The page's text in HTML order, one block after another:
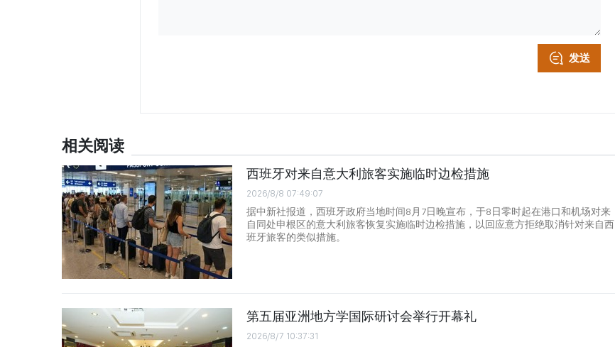
发送
相关阅读
西班牙对来自意大利旅客实施临时边检措施
2026/8/8 07:49:07
据中新社报道，西班牙政府当地时间8月7日晚宣布，于8日零时起在港口和机场对来
自同处申根区的意大利旅客恢复实施临时边检措施，以回应意方拒绝取消针对来自西
班牙旅客的类似措施。
第五届亚洲地方学国际研讨会举行开幕礼
2026/8/7 10:37:31